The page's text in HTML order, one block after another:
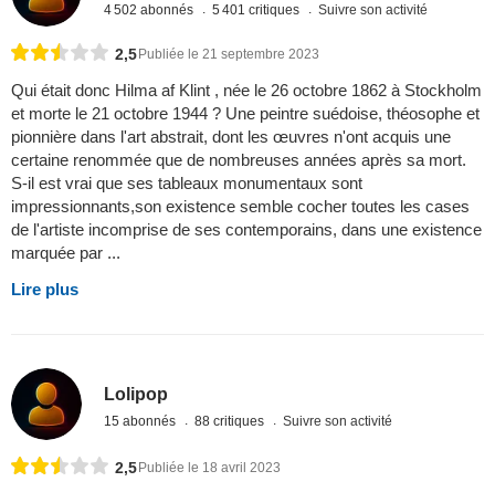
4 502 abonnés 5 401 critiques Suivre son activité
2,5 Publiée le 21 septembre 2023
Qui était donc Hilma af Klint , née le 26 octobre 1862 à Stockholm
et morte le 21 octobre 1944 ? Une peintre suédoise, théosophe et
pionnière dans l'art abstrait, dont les œuvres n'ont acquis une
certaine renommée que de nombreuses années après sa mort.
S-il est vrai que ses tableaux monumentaux sont
impressionnants,son existence semble cocher toutes les cases
de l'artiste incomprise de ses contemporains, dans une existence
marquée par ...
Lire plus
Lolipop
15 abonnés 88 critiques Suivre son activité
2,5Publiée le 18 avril 2023